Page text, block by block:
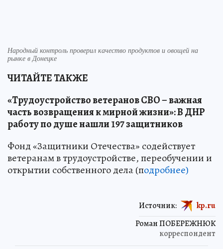
Народный контроль проверил качество продуктов и овощей на
рынке в Донецке
ЧИТАЙТЕ ТАКЖЕ
«Трудоустройство ветеранов СВО – важная
часть возвращения к мирной жизни»: В ДНР
работу по душе нашли 197 защитников
Фонд «Защитники Отечества» содействует
ветеранам в трудоустройстве, переобучении и
открытии собственного дела (подробнее)
Роман ПОБЕРЕЖНЮК
корреспондент
Источник: kp.ru